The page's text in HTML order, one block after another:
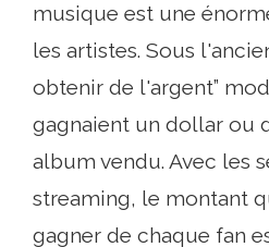
musique est une
les artistes. Sous
obtenir de l'argent”
gagnaient un dollar ou
album vendu. Avec les
streaming, le montant
gagner de chaque fan